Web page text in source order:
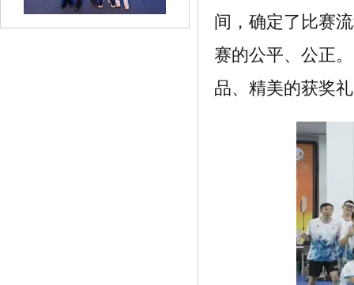
《挑战肝癌AI辅助诊断 这群年轻人初战
间，确定了比赛
赛的公平、公正
品、精美的获奖